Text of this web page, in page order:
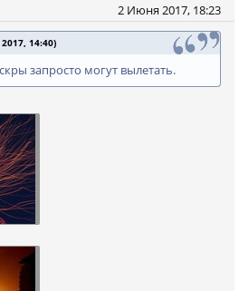
2 Июня 2017, 18:23
14:40)
запросто могут вылетать.